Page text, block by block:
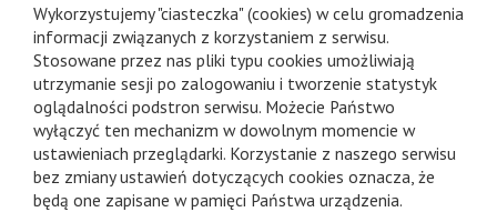
Wykorzystujemy "ciasteczka" (cookies) w celu gromadzenia
informacji związanych z korzystaniem z serwisu.
Stosowane przez nas pliki typu cookies umożliwiają
utrzymanie sesji po zalogowaniu i tworzenie statystyk
oglądalności podstron serwisu. Możecie Państwo
wyłączyć ten mechanizm w dowolnym momencie w
ustawieniach przeglądarki. Korzystanie z naszego serwisu
bez zmiany ustawień dotyczących cookies oznacza, że
będą one zapisane w pamięci Państwa urządzenia.